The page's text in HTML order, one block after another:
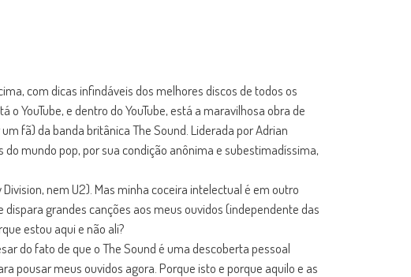
com dicas infindáveis dos melhores discos de todos os
YouTube, e dentro do YouTube, está a maravilhosa obra de
fã) da banda britânica The Sound. Liderada por Adrian
mundo pop, por sua condição anônima e subestimadíssima,
nem U2). Mas minha coceira intelectual é em outro
grandes canções aos meus ouvidos (independente das
estou aqui e não ali?
do fato de que o The Sound é uma descoberta pessoal
pousar meus ouvidos agora. Porque isto e porque aquilo e as